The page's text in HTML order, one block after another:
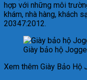
hợp với những môi
khám, nhà hàng, khách
20347:2012.
Giày bảo hộ
Xem thêm Giày Bảo Hộ